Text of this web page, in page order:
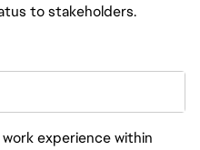
to stakeholders.
experience within